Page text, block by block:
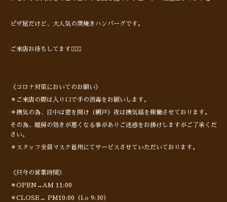
ピザ屋だけど、大人気の窯焼きハンバーグです。
ご来店お待ちしてます🙋🏻‍♂️
《コロナ対策においてのお願い》
＊ご来店の際は入り口で手の消毒をお願いします。
＊換気の為、日中は窓を開け（網戸）夜は換気扇を稼働させております。
その為、暖房の効きが悪くなる事がありご迷惑をお掛けしますがご了承くだ
さい。
＊スタッフ全員マスク着用にてサービスさせていただいております。
《只今の営業時間》
＊OPEN→AM 11:00
＊CLOSE→ PM10:00（l.o 9:30）